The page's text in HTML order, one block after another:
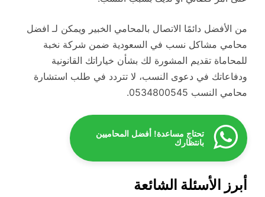
من الأفضل دائمًا الاتصال بالمحامي الخبير ويمكن لـ افضل
محامي مشاكل نسب في السعودية ضمن شركة نخبة
للمحاماة تقديم المشورة لك بشأن خياراتك القانونية
ودفاعاتك في دعوى النسب، لا تتردد في طلب استشارة
محامي النسب 0534800545.
تحتاج مساعدة! أفضل المحاميين
بانتظارك
أبرز الأسئلة الشائعة